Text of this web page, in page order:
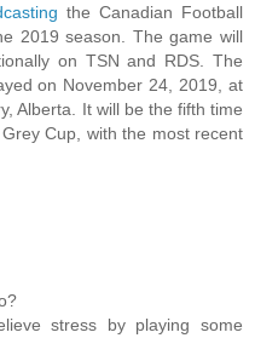
the Canadian Football
2019 season. The game will
on TSN and RDS. The
on November 24, 2019, at
Alberta. It will be the fifth time
Cup, with the most recent
stress by playing some